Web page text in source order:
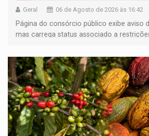
Geral 06 de Agosto de 2026 às 16:42
Página do consórcio público exibe aviso
mas carrega status associado a